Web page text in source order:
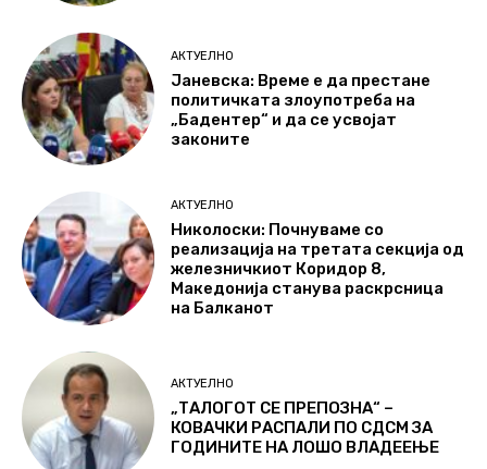
АКТУЕЛНО
Јаневска: Време е да престане
политичката злоупотреба на
„Бадентер“ и да се усвојат
законите
АКТУЕЛНО
Николоски: Почнуваме со
реализација на третата секција од
железничкиот Коридор 8,
Македонија станува раскрсница
на Балканот
АКТУЕЛНО
„ТАЛОГОТ СЕ ПРЕПОЗНА“ –
КОВАЧКИ РАСПАЛИ ПО СДСМ ЗА
ГОДИНИТЕ НА ЛОШО ВЛАДЕЕЊЕ